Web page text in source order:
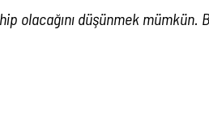
olacağını düşünmek mümkün.